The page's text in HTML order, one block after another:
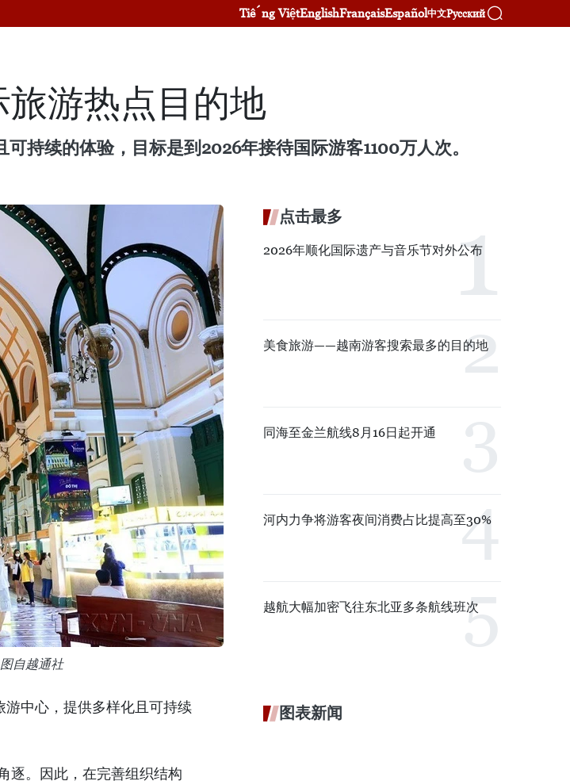
Tiếng ViệtEnglishFrançaisEspañol中文Русский
游热点目的地
持续的体验，目标是到2026年接待国际游客1100万人次。
自越通社
中心，提供多样化且可持续
逐。因此，在完善组织结构
点击最多
2026年顺化国际遗产与音乐节对外公布
美食旅游——越南游客搜索最多的目的地
同海至金兰航线8月16日起开通
河内力争将游客夜间消费占比提高至30%
越航大幅加密飞往东北亚多条航线班次
图表新闻